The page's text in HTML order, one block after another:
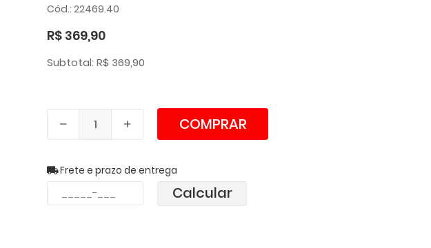
Cód.: 22469.40
R$ 369,90
Subtotal: R$ 369,90
COMPRAR
Frete e prazo de entrega
Calcular